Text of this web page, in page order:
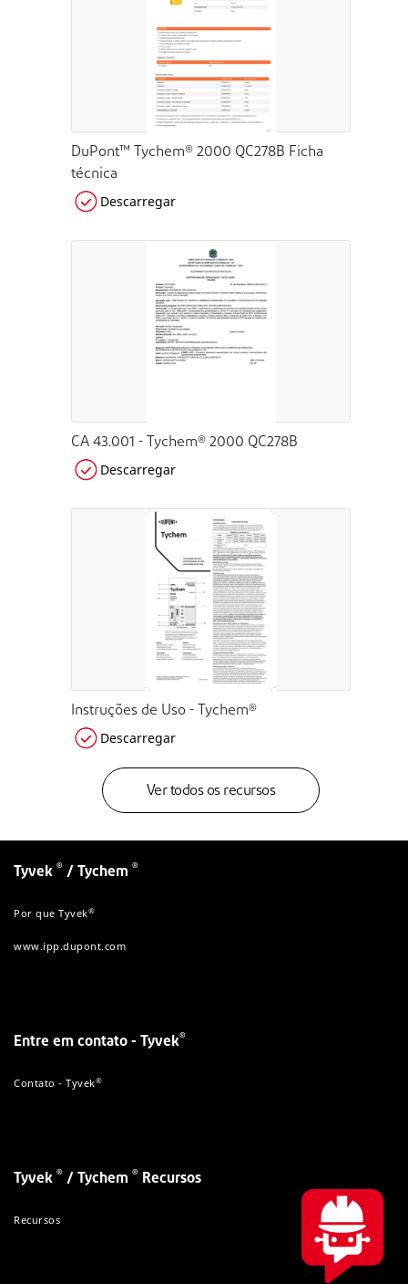
DuPont™ Tychem® 2000 QC278B Ficha
técnica
Descarregar
CA 43.001 - Tychem® 2000 QC278B
Descarregar
Instruções de Uso - Tychem®
Descarregar
Ver todos os recursos
Tyvek ® / Tychem ®
Por que Tyvek®
www.ipp.dupont.com
Entre em contato - Tyvek®
Contato - Tyvek®
Tyvek ® / Tychem ® Recursos
Recursos